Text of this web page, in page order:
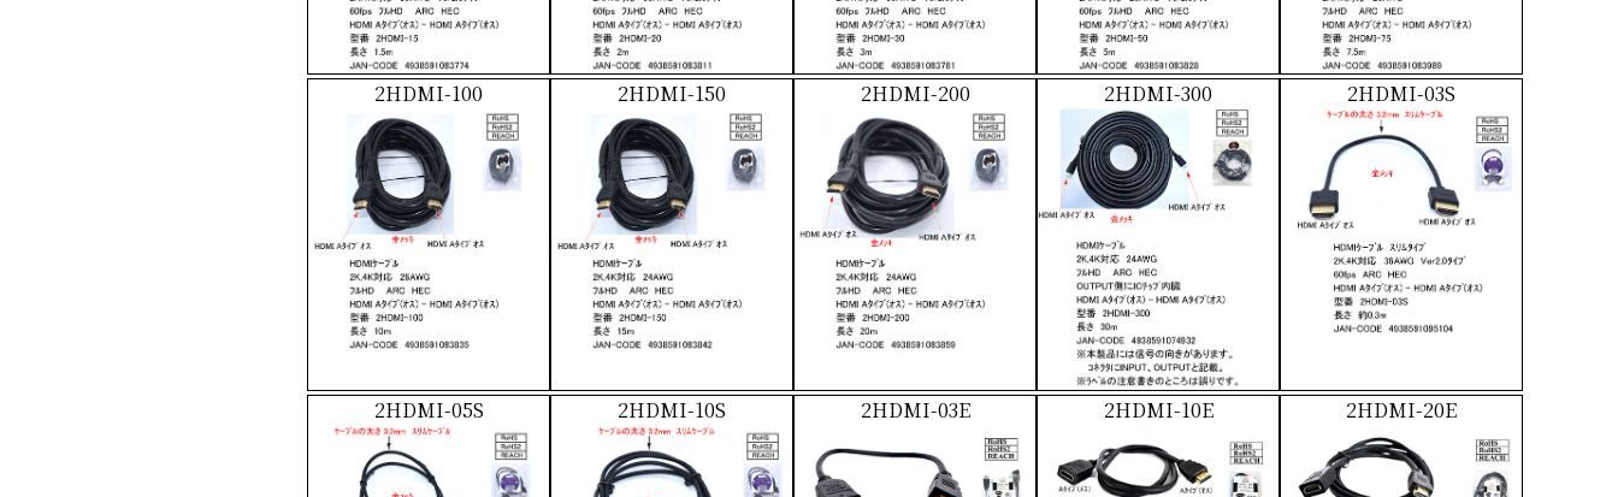
2HDMI-100 2HDMI-150 2HDMI-200 2HDMI-300 2HDMI-03S
2HDMI-05S 2HDMI-10S 2HDMI-03E 2HDMI-10E 2HDMI-20E